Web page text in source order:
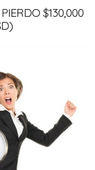
$130,000